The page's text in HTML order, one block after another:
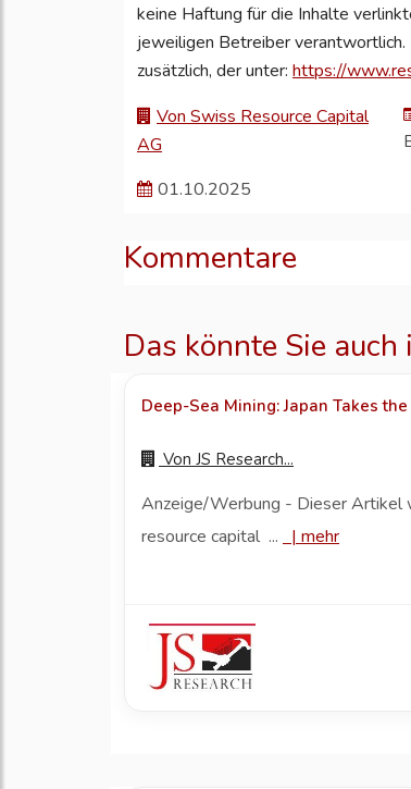
keine Haftung für die Inhalte
jeweiligen Betreiber verantwortlich.
zusätzlich, der unter: https://
Von Swiss Resource Capital
AG
01.10.2025
Kommentare
Das könnte Sie auch
Deep-Sea Mining: Japan Takes
Von JS Research...
Anzeige/Werbung - Dieser Artikel
resource capital ... |mehr